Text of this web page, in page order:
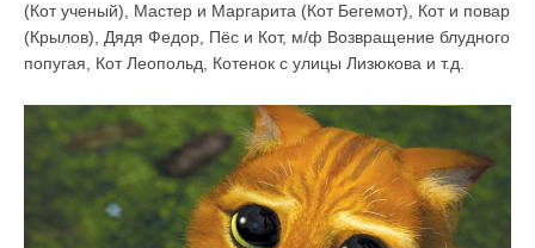
(Кот ученый), Мастер и Маргарита (Кот Бегемот), Кот и повар
(Крылов), Дядя Федор, Пёс и Кот, м/ф Возвращение блудного
попугая, Кот Леопольд, Котенок с улицы Лизюкова и т.д.